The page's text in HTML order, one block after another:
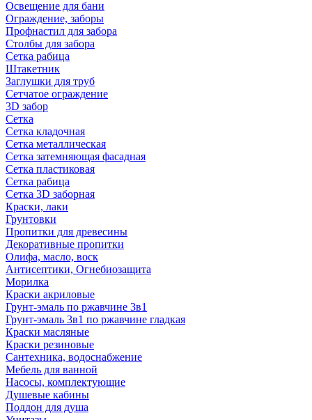
Освещение для бани
Ограждение, заборы
Профнастил для забора
Столбы для забора
Сетка рабица
Штакетник
Заглушки для труб
Сетчатое ограждение
3D забор
Сетка
Сетка кладочная
Сетка металлическая
Сетка затемняющая фасадная
Сетка пластиковая
Сетка рабица
Сетка 3D заборная
Краски, лаки
Грунтовки
Пропитки для древесины
Декоративные пропитки
Олифа, масло, воск
Антисептики, Огнебиозащита
Морилка
Краски акриловые
Грунт-эмаль по ржавчине 3в1
Грунт-эмаль 3в1 по ржавчине гладкая
Краски масляные
Краски резиновые
Сантехника, водоснабжение
Мебель для ванной
Насосы, комплектующие
Душевые кабины
Поддон для душа